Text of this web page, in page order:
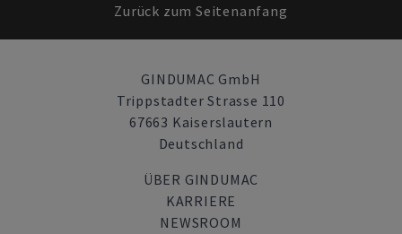
Zurück zum Seitenanfang
GINDUMAC GmbH
Trippstadter Strasse 110
67663 Kaiserslautern
Deutschland
ÜBER GINDUMAC
KARRIERE
NEWSROOM